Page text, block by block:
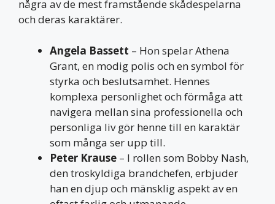
några av de mest framstående skådespelarna
och deras karaktärer.
Angela Bassett – Hon spelar Athena
Grant, en modig polis och en symbol för
styrka och beslutsamhet. Hennes
komplexa personlighet och förmåga att
navigera mellan sina professionella och
personliga liv gör henne till en karaktär
som många ser upp till.
Peter Krause – I rollen som Bobby Nash,
den troskyldiga brandchefen, erbjuder
han en djup och mänsklig aspekt av en